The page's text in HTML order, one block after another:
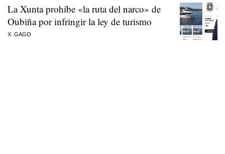
La Xunta prohíbe «la ruta del narco» de
Oubiña por infringir la ley de turismo
X. GAGO